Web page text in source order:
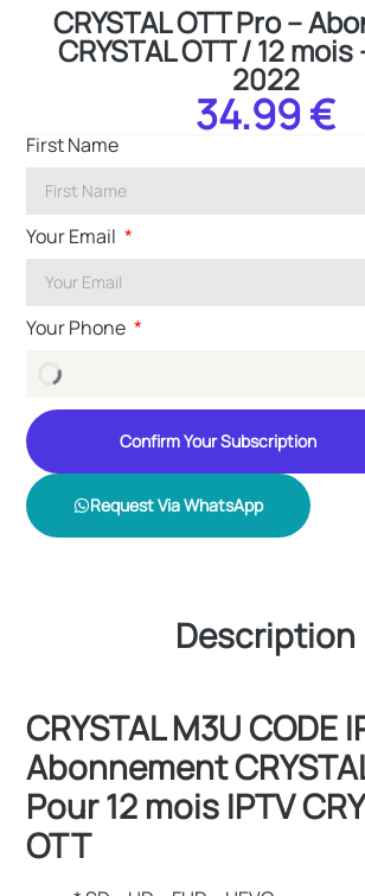
CRYSTAL OTT Pro –
CRYSTAL OTT / 12
2022
34.99 €
First Name
Your Email
Your Phone
Confirm Your Subscription
Request Via WhatsApp
Description
CRYSTAL M3U CODE
Abonnement
Pour 12 mois IPTV
OTT